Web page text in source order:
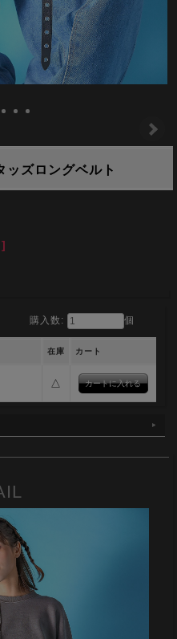
ズロングベルト
購入数: 個
在庫 カート
△